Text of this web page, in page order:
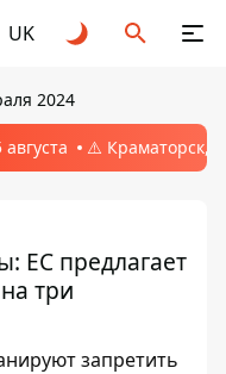
UK
2024
⚠️ Краматорск,
ЕС предлагает
три
запретить